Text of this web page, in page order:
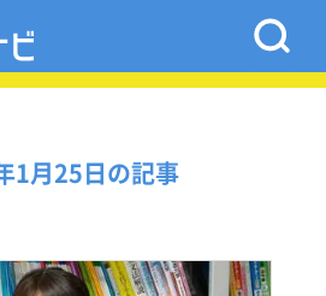
1月25日の記事